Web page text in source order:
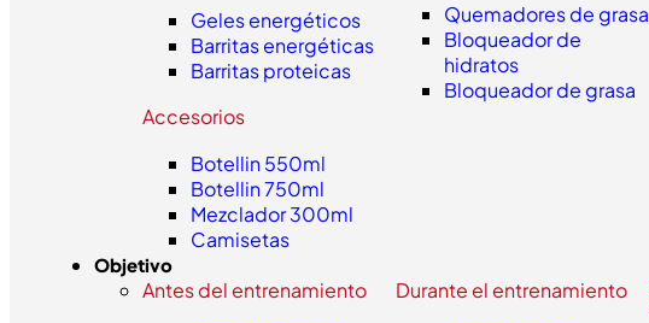
Geles energéticos
Barritas energéticas
Barritas proteicas
Accesorios
Botellin 550ml
Botellin 750ml
Mezclador 300ml
Camisetas
Quemadores de grasa
Bloqueador de
hidratos
Bloqueador de grasa
Objetivo
Antes del entrenamiento
Durante el entrenamiento